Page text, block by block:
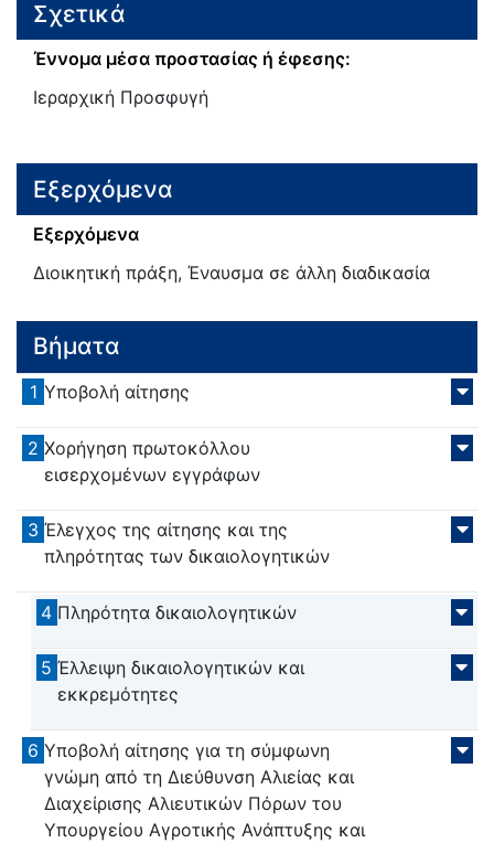
Σχετικά
Έννομα μέσα προστασίας ή έφεσης:
Ιεραρχική Προσφυγή
Εξερχόμενα
Εξερχόμενα
Διοικητική πράξη, Έναυσμα σε άλλη διαδικασία
Βήματα
1 Υποβολή αίτησης
2 Χορήγηση πρωτοκόλλου
εισερχομένων εγγράφων
3 Έλεγχος της αίτησης και της
πληρότητας των δικαιολογητικών
4 Πληρότητα δικαιολογητικών
5 Έλλειψη δικαιολογητικών και
εκκρεμότητες
6 Υποβολή αίτησης για τη σύμφωνη
γνώμη από τη Διεύθυνση Αλιείας και
Διαχείρισης Αλιευτικών Πόρων του
Υπουργείου Αγροτικής Ανάπτυξης και